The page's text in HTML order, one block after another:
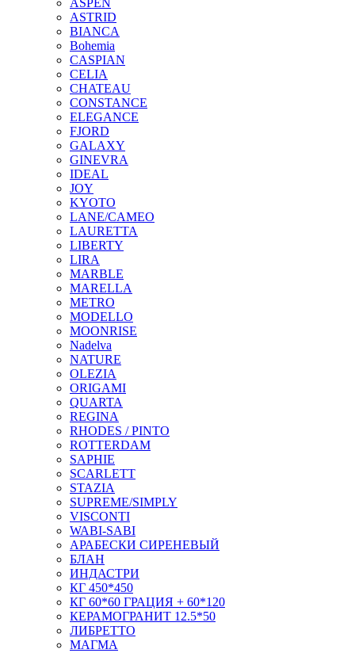
ASPEN
ASTRID
BIANCA
Bohemia
CASPIAN
CELIA
CHATEAU
CONSTANCE
ELEGANCE
FJORD
GALAXY
GINEVRA
IDEAL
JOY
KYOTO
LANE/CAMEO
LAURETTA
LIBERTY
LIRA
MARBLE
MARELLA
METRO
MODELLO
MOONRISE
Nadelva
NATURE
OLEZIA
ORIGAMI
QUARTA
REGINA
RHODES / PINTO
ROTTERDAM
SAPHIE
SCARLETT
STAZIA
SUPREME/SIMPLY
VISCONTI
WABI-SABI
АРАБЕСКИ СИРЕНЕВЫЙ
БЛАН
ИНДАСТРИ
КГ 450*450
КГ 60*60 ГРАЦИЯ + 60*120
КЕРАМОГРАНИТ 12.5*50
ЛИБРЕТТО
МАГМА